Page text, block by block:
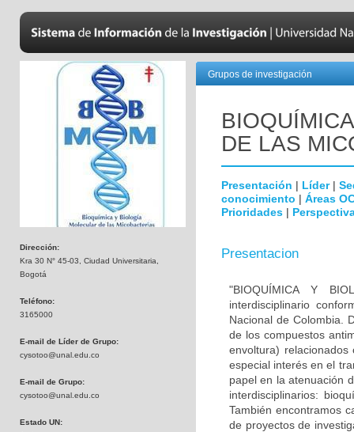
Dirección:
Kra 30 N° 45-03, Ciudad Universitaria,
Bogotá
Teléfono:
3165000
E-mail de Líder de Grupo:
cysotoo@unal.edu.co
E-mail de Grupo:
cysotoo@unal.edu.co
Estado UN:
Grupos de investigación
DE LAS
Presentación | Líder|
conocimiento | Áreas
Prioridades |
Presentacion
"BIOQUÍMICA Y
interdisciplinario
Nacional de Colombia.
de los compuestos
envoltura)
especial interés en el
papel en la atenuación
interdisciplinarios:
También encontramos
de proyectos de